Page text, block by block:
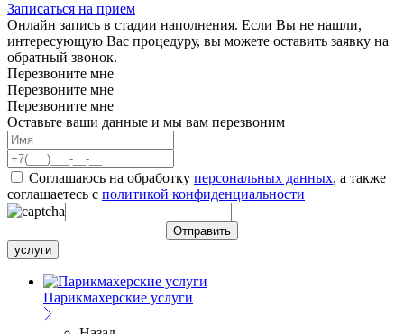
Записаться на прием
Онлайн запись в стадии наполнения. Если Вы не нашли,
интересующую Вас процедуру, вы можете оставить заявку на
обратный звонок.
Перезвоните мне
Перезвоните мне
Перезвоните мне
Оставьте ваши данные и мы вам перезвоним
Соглашаюсь на обработку персональных данных, а также
соглашаетесь c политикой конфиденциальности
услуги
Парикмахерские услуги